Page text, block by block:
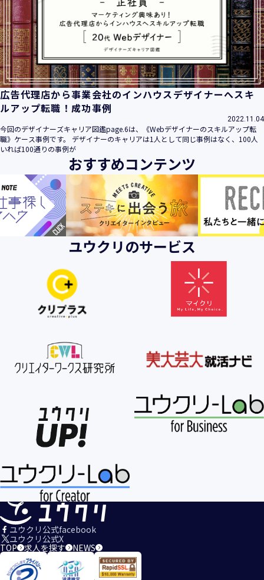
広告代理店から事業会社のインハウスデザイナーへスキ
ルアップ転職！成功事例
2022.11.04
今回のデザイナーズキャリア図鑑page.6は、《Webデザイナーのスキルアップ転
職》ケース事例です。 デザイナーのキャリアは1人として同じ事例はなく、100人
いれば100通りの事例が
おすすめコンテンツ
ユウクリのサービス
ユウクリ公式facebook
ユウクリ公式X
TOP 求人を探す NEWS